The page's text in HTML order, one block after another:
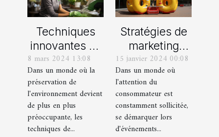
Techniques
innovantes de
nettoyage
écologique
pour les
professionnels
8 mars 2024 13:08
Dans un monde où la
préservation de
l'environnement devient
de plus en plus
préoccupante, les
techniques de...
Stratégies de
marketing
événementiel :
l'apport des
PLV gonflables
15 janvier 2024 00:08
Dans un monde où
l'attention du
consommateur est
constamment sollicitée,
se démarquer lors
d'événements...